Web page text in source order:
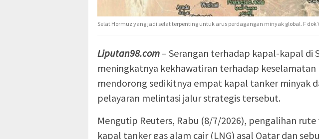
Selat Hormuz yang jadi selat terpenting untuk arus perdagangan minyak global. F dok
Liputan98.com – Serangan terhadap kapal-kapal di
meningkatnya kekhawatiran terhadap keselamatan
mendorong sedikitnya empat kapal tanker minyak
pelayaran melintasi jalur strategis tersebut.
Mengutip Reuters, Rabu (8/7/2026), pengalihan
kapal tanker gas alam cair (LNG) asal Qatar dan